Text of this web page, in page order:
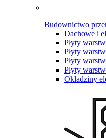
Budownictwo
Dachowe i
Płyty
Płyty
Płyty
Płyty
Okładziny